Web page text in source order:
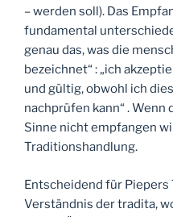
– werden soll). Das
fundamental
genau das, was die
bezeichnet“ : „ich
und gültig, obwohl ich
nachprüfen kann“ .
Sinne nicht empfangen
Traditionshandlung.
Entscheidend für
Verständnis der tradita,